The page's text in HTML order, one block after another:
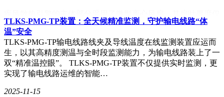
为0.1mm，转速可达每分钟18000转，风量提升20%。同时，
该引擎还创新性地引入了13片超薄散热鳍片，这些鳍片疏密有
致，等效换热面积增大了10%，散热效率相比传统方案提升了
三倍。
在体积控制方面，疾风散热引擎延续了OPPO在精工设计方面
TLKS-PMG-TP装置：全天候精准监测，守护输电线路“体
温”安全
TLKS-PMG-TP输电线路线夹及导线温度在线监测装置应运而
生，以其高精度测温与全时段监测能力，为输电线路装上了一
双“精准温控眼”。 TLKS-PMG-TP装置不仅提供实时监测，更
实现了输电线路运维的智能…
2025-11-15